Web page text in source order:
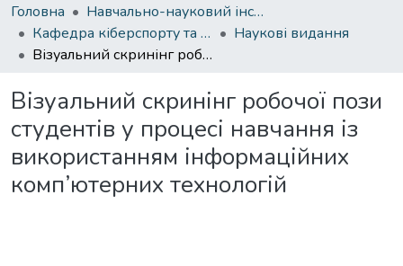
Головна
Навчально-науковий інститут здоров'я, реабілітації та фізичного виховання
Кафедра кіберспорту та інформаційних технологій
Наукові видання
Візуальний скринінг робочої пози студентів у процесі навчання із використанням інформаційних комп’ютерних технологій
Візуальний скринінг робочої пози
студентів у процесі навчання із
використанням інформаційних
комп’ютерних технологій